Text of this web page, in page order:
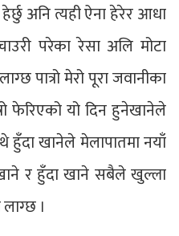
अनि त्यही ऐना हेरेर आधा
परेका रेसा अलि मोटा
पात्रो मेरो पूरा जवानीका
फेरिएको यो दिन हुनेखानेले
हुँदा खानेले मेलापातमा नयाँ
र हुँदा खाने सबैले खुल्ला
।